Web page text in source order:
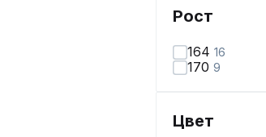
Рост
164 16
170 9
Цвет